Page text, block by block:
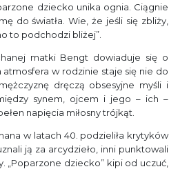
dziecko unika ognia. Ciągnie
do światła. Wie, że jeśli się zbliży,
to podchodzi bliżej”.
matki Bengt dowiaduje się o
atmosfera w rodzinie staje się nie do
dręczą obsesyjne myśli i
synem, ojcem i jego – ich –
napięcia miłosny trójkąt.
w latach 40. podzieliła krytyków
ją za arcydzieło, inni punktowali
„Poparzone dziecko” kipi od uczuć,